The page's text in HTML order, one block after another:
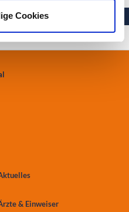
Cookies
in besten Händen
& Einweiser